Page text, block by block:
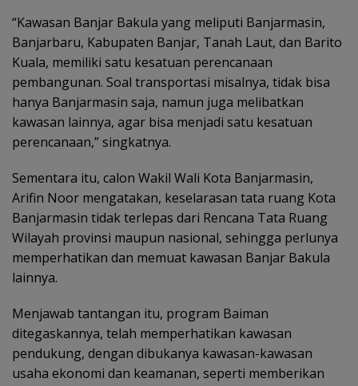
“Kawasan Banjar Bakula yang meliputi Banjarmasin,
Banjarbaru, Kabupaten Banjar, Tanah Laut, dan Barito
Kuala, memiliki satu kesatuan perencanaan
pembangunan. Soal transportasi misalnya, tidak bisa
hanya Banjarmasin saja, namun juga melibatkan
kawasan lainnya, agar bisa menjadi satu kesatuan
perencanaan,” singkatnya.
Sementara itu, calon Wakil Wali Kota Banjarmasin,
Arifin Noor mengatakan, keselarasan tata ruang Kota
Banjarmasin tidak terlepas dari Rencana Tata Ruang
Wilayah provinsi maupun nasional, sehingga perlunya
memperhatikan dan memuat kawasan Banjar Bakula
lainnya.
Menjawab tantangan itu, program Baiman
ditegaskannya, telah memperhatikan kawasan
pendukung, dengan dibukanya kawasan-kawasan
usaha ekonomi dan keamanan, seperti memberikan